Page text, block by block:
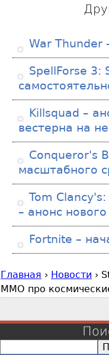
War Thunder
SpellForse 3:
Killsquad –
вестерна на
Conqueror's
масштабного
Tom
– анонс
Fortnite –
В
ы
Главная › Новости ›
MMO про